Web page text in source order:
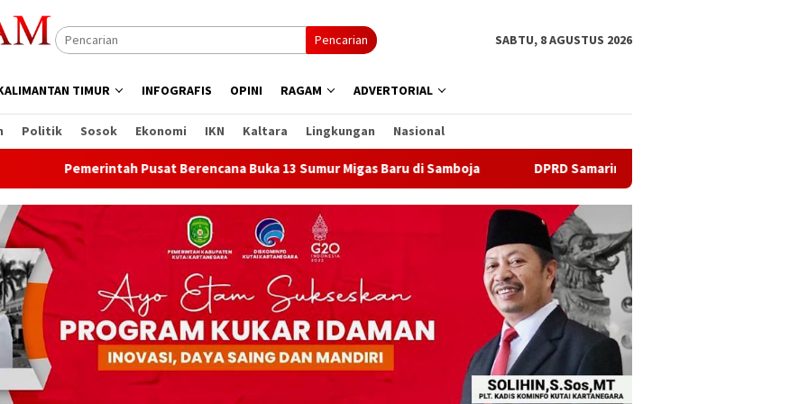
Pencarian SABTU, 8 AGUSTUS 2026
TIMUR INFOGRAFIS OPINI RAGAM ADVERTORIAL
Politik Sosok Ekonomi IKN Kaltara Lingkungan Nasional
Berencana Buka 13 Sumur Migas Baru di Samboja DPRD Samarinda Sebut Kematian Siswa karena Sepatu Sempit